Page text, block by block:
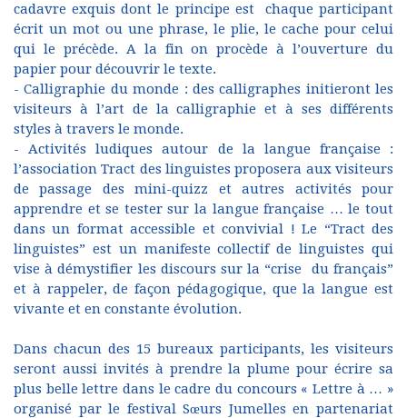
cadavre exquis dont le principe est chaque participant
écrit un mot ou une phrase, le plie, le cache pour celui
qui le précède. A la fin on procède à l’ouverture du
papier pour découvrir le texte.
- Calligraphie du monde : des calligraphes initieront les
visiteurs à l’art de la calligraphie et à ses différents
styles à travers le monde.
- Activités ludiques autour de la langue française :
l’association Tract des linguistes proposera aux visiteurs
de passage des mini-quizz et autres activités pour
apprendre et se tester sur la langue française … le tout
dans un format accessible et convivial ! Le “Tract des
linguistes” est un manifeste collectif de linguistes qui
vise à démystifier les discours sur la “crise du français”
et à rappeler, de façon pédagogique, que la langue est
vivante et en constante évolution.
Dans chacun des 15 bureaux participants, les visiteurs
seront aussi invités à prendre la plume pour écrire sa
plus belle lettre dans le cadre du concours « Lettre à … »
organisé par le festival Sœurs Jumelles en partenariat